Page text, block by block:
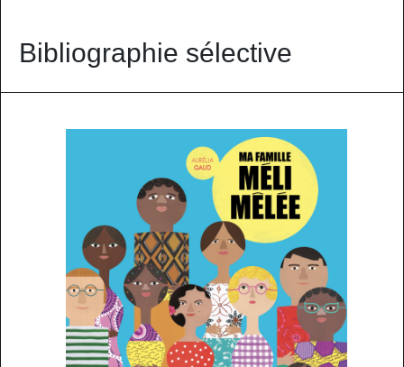
Bibliographie sélective